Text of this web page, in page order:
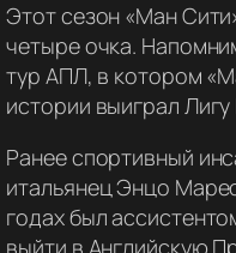
Этот сезон «Ман
четыре очка.
тур АПЛ, в котором
истории выиграл
Ранее спортивный
итальянец Энцо
годах был
выйти в Английскую